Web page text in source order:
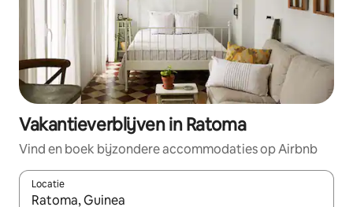
Vakantieverblijven in Ratoma
Vind en boek bijzondere accommodaties op Airbnb
Locatie
Wanneer er resultaten beschikbaar zijn, maak je een keuze